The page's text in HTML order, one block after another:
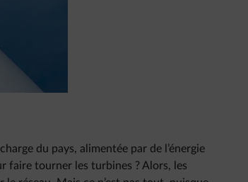
du pays, alimentée par de l’énergie
faire tourner les turbines ? Alors, les